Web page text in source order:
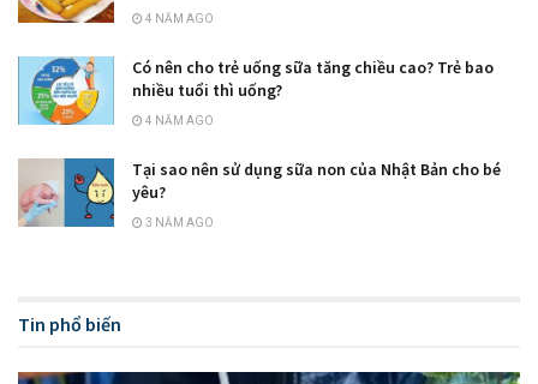
4 NĂM AGO
Có nên cho trẻ uống sữa tăng chiều cao? Trẻ bao
nhiều tuổi thì uống?
4 NĂM AGO
Tại sao nên sử dụng sữa non của Nhật Bản cho bé
yêu?
3 NĂM AGO
Tin phổ biến